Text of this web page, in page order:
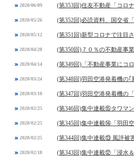
2020/06/09 (第353回)住友不動産「コロ
2020/05/26 (第352回)必読資料、国交省
2020/05/12 (第351回)新型コロナで注目
2020/04/28 (第350回)７０％の不動産事
2020/04/14 (第349回)「不動産事業にコ
2020/03/24 (第348回)羽田空港発着機の
2020/03/10 (第347回)羽田空港発着機の
2020/02/25 (第346回)集中連載⑮タワマ
2020/02/25 (第345回)集中連載⑭「羽田
2020/02/25 (第344回)集中連載⑬ 風評被
2020/02/18 (第343回)集中連載⑫「浸水